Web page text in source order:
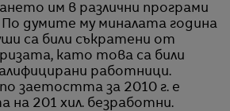
им в различни програми
По думите му миналата година
са били съкратени от
като това са били
работници.
заетостта за 2010 г. е
на 201 хил. безработни.